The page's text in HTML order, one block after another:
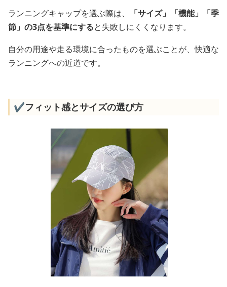
ランニングキャップを選ぶ際は、
「サイズ」「機能」「季
節」の3点を基準にすると失敗しにくくなります。
自分の用途や走る環境に合ったものを選ぶことが、快適な
ランニングへの近道です。
✔️フィット感とサイズの選び方